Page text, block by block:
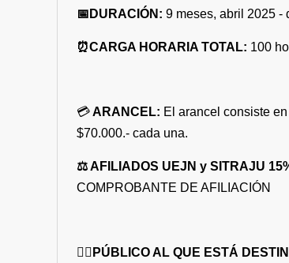
📅DURACIÓN: 9 meses, abril 2025 -
⏰CARGA HORARIA TOTAL: 100
💳ARANCEL: El arancel consiste
$70.000.- cada una.
⚖ AFILIADOS UEJN y SITRAJU
COMPROBANTE DE AFILIACIÓN
👉🏼PÚBLICO AL QUE ESTÁ